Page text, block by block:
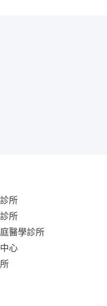
所
所
醫學診所
心